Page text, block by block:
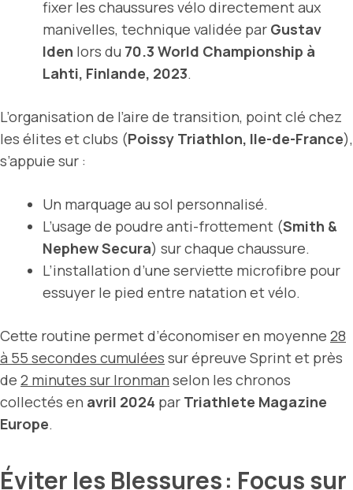
fixer les chaussures vélo directement aux
manivelles, technique validée par Gustav
Iden lors du 70.3 World Championship à
Lahti, Finlande, 2023.
L’organisation de l’aire de transition, point clé chez
les élites et clubs (Poissy Triathlon, Ile-de-France),
s’appuie sur :
Un marquage au sol personnalisé.
L’usage de poudre anti-frottement (Smith &
Nephew Secura) sur chaque chaussure.
L’installation d’une serviette microfibre pour
essuyer le pied entre natation et vélo.
Cette routine permet d’économiser en moyenne 28
à 55 secondes cumulées sur épreuve Sprint et près
de 2 minutes sur Ironman selon les chronos
collectés en avril 2024 par Triathlete Magazine
Europe.
Éviter les Blessures : Focus sur